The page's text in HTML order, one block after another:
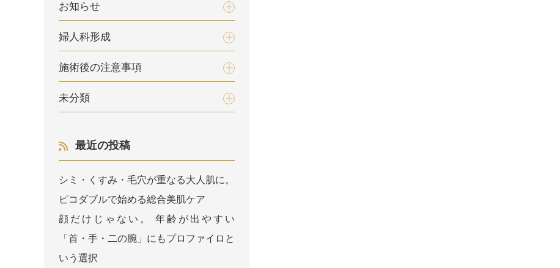
お知らせ
婦人科形成
施術後の注意事項
未分類
最近の投稿
シミ・くすみ・毛穴が重なる大人肌に。
ピコダブルで始める総合美肌ケア
顔だけじゃない。 年齢が出やすい
「首・手・二の腕」にもプロファイロと
いう選択